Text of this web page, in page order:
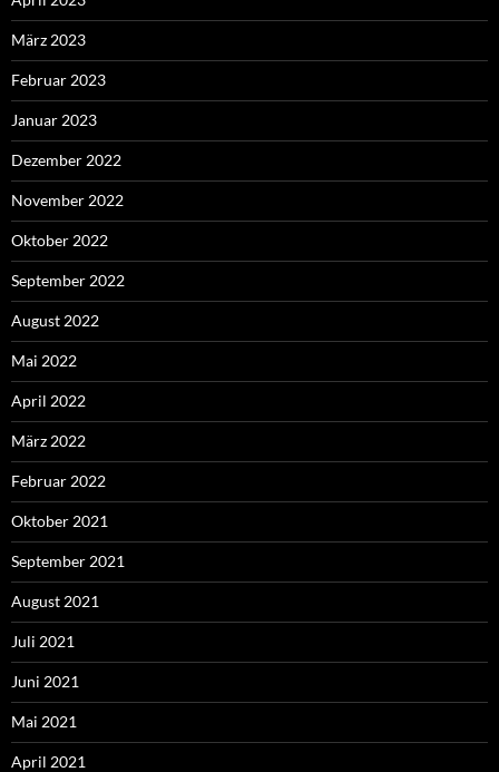
März 2023
Februar 2023
Januar 2023
Dezember 2022
November 2022
Oktober 2022
September 2022
August 2022
Mai 2022
April 2022
März 2022
Februar 2022
Oktober 2021
September 2021
August 2021
Juli 2021
Juni 2021
Mai 2021
April 2021